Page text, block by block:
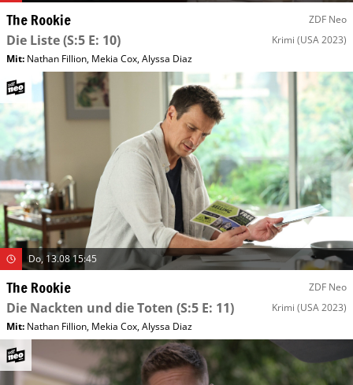
The Rookie ZDF Neo
Die Liste(S:5 E: 10) Krimi (USA 2023)
Mit: Nathan Fillion, Mekia Cox,Alyssa Diaz
Do, 13.08 15:45
The Rookie ZDF Neo
Die Nackten und die Toten (S:5 E: 11) Krimi (USA 2023)
Mit: Nathan Fillion, Mekia Cox,Alyssa Diaz